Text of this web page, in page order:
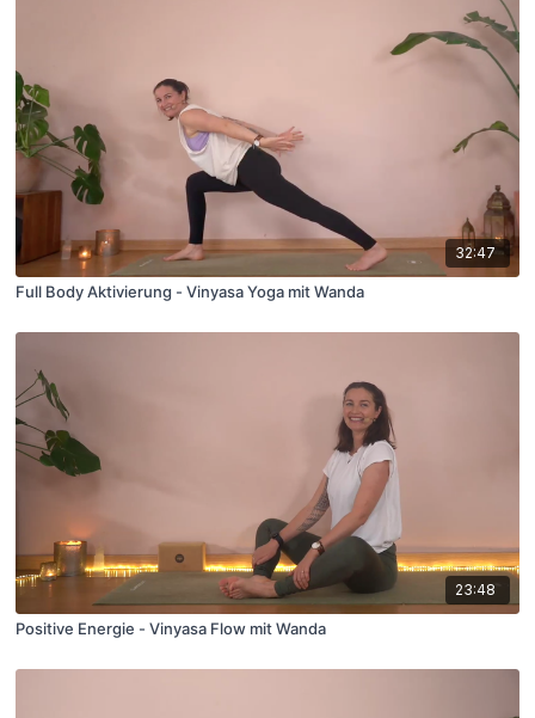
32:47
Full Body Aktivierung - Vinyasa Yoga mit Wanda
23:48
Positive Energie - Vinyasa Flow mit Wanda